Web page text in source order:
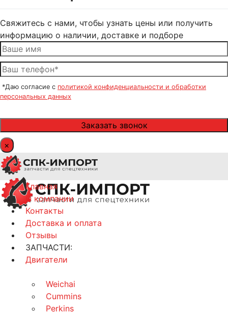
Свяжитесь с нами, чтобы узнать цены или получить
информацию о наличии, доставке и подборе
*Даю согласие с политикой конфиденциальности и обработки
персональных данных
×
Главная
О компании
Контакты
Доставка и оплата
Отзывы
ЗАПЧАСТИ:
Двигатели
Weichai
Cummins
Perkins